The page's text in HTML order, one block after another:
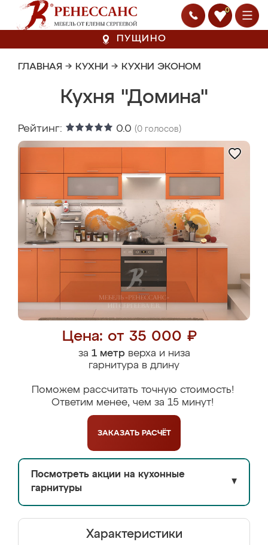
0
ПУЩИНО
ГЛАВНАЯ → КУХНИ → КУХНИ ЭКОНОМ
Кухня "Домина"
Рейтинг: 0.0 (0 голосов)
Цена: от 35 000 ₽
за 1 метрверха и низа
гарнитура в длину
Поможем рассчитать точную стоимость!
Ответим менее, чем за 15 минут!
ЗАКАЗАТЬ РАСЧЁТ
Посмотреть акции на кухонные
гарнитуры
▼
Характеристики